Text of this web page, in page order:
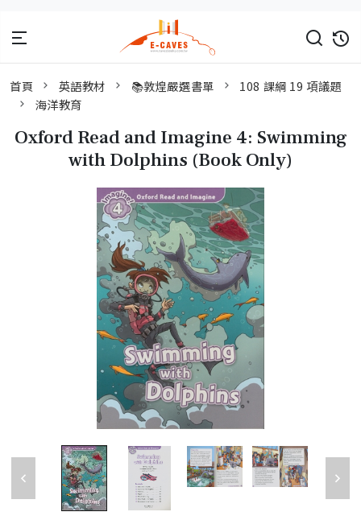
首頁 英語教材 📚敦煌嚴選書單
108 課綱 19 項議題
海洋教育
Oxford Read and Imagine 4: Swimming
with Dolphins (Book Only)